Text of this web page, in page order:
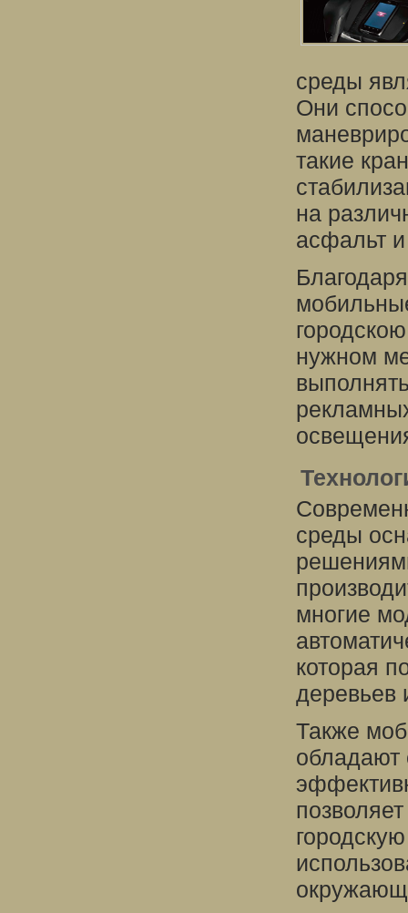
среды
Они
такие
на
асфальт
нужном
среды
многие
которая
деревьев
Также
обладают